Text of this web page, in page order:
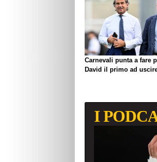
Carnevali punta a fare
David il primo ad
I